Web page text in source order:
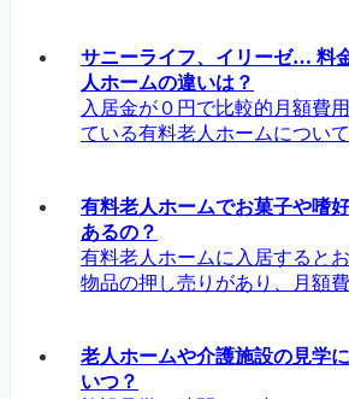
サニーライフ、イリーゼ… 料
人ホームの違いは？
入居金が０円で比較的月額費
ている有料老人ホームについ
有料老人ホームでお菓子や嗜
あるの？
有料老人ホームに入居すると
物品の押し売りがあり、月額
老人ホームや介護施設の見学
いつ？